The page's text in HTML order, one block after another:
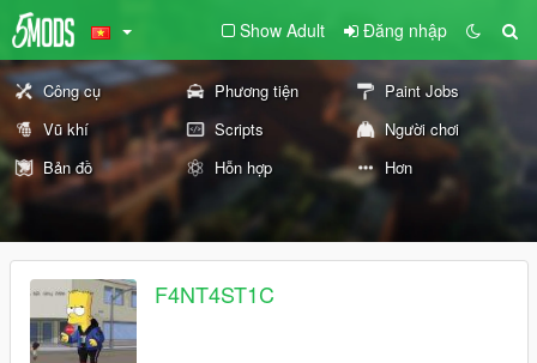
Show Adult Đăng nhập
Công cụ Phương tiện
Paint Jobs
Vũ khí
Scripts
Người chơi
Bản đồ
Hỗn hợp Hơn
F4NT4ST1C